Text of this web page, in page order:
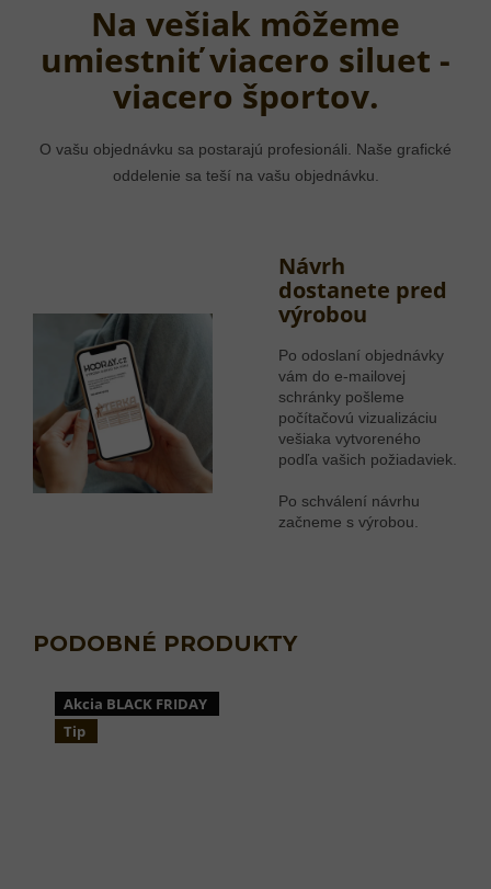
Na vešiak môžeme
umiestniť viacero siluet -
viacero športov.
O vašu objednávku sa postarajú profesionáli. Naše grafické
oddelenie sa teší na vašu objednávku.
Návrh
dostanete pred
výrobou
Po odoslaní objednávky
vám do e-mailovej
schránky pošleme
počítačovú vizualizáciu
vešiaka vytvoreného
podľa vašich požiadaviek.
Po schválení návrhu
začneme s výrobou.
Akcia BLACK FRIDAY
Tip